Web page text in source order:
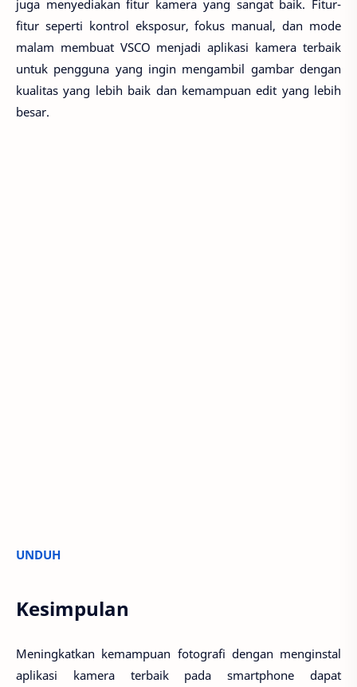
juga menyediakan fitur kamera yang sangat baik. Fitur-
fitur seperti kontrol eksposur, fokus manual, dan mode
malam membuat VSCO menjadi aplikasi kamera terbaik
untuk pengguna yang ingin mengambil gambar dengan
kualitas yang lebih baik dan kemampuan edit yang lebih
besar.
UNDUH
Kesimpulan
Meningkatkan kemampuan fotografi dengan menginstal
aplikasi kamera terbaik pada smartphone dapat